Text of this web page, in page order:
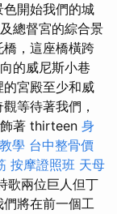
開始我們的城
總督宮的綜合景
，這座橋橫跨
的威尼斯小巷
宮殿至少和威
等待著我們，
著 thirteen 身
學 台中整骨價
按摩證照班 天母
歌兩位巨人但丁
將在前一個工